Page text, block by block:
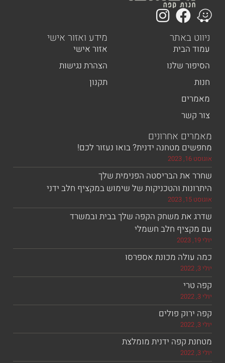
באתר
שלנו
מידע ואזור אישי
אזור אישי
הצהרת נגישות
אחרונים
מטחנה ידנית? בואו נעזור לכם!
הבריסטה הפנימית שלך
והטכניקות של שימוש במקציף חלב ידני
משחק הקפה שלך בבית ובמשרד
חלב חשמלי
מכונת אספרסו
פולים
קפה ידנית מומלצת